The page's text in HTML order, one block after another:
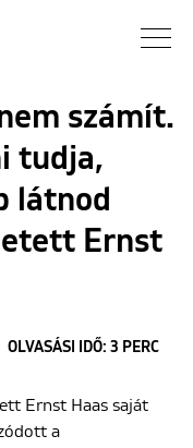
számít.
tudja,
látnod
Ernst
OLVASÁSI IDŐ: 3 PERC
Ernst Haas saját
a